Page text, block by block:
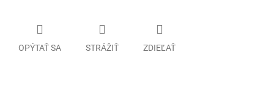
OPÝTAŤ SA STRÁŽIŤ ZDIEĽAŤ